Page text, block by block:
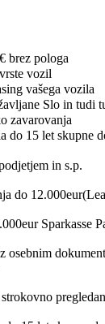
brez pologa
vozil
vašega vozila
Slo in tudi
zavarovanja
do 15 let skupne
in s.p.
do
Sparkasse
osebnim